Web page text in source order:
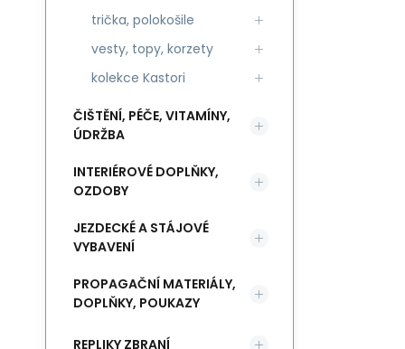
trička, polokošile
vesty, topy, korzety
kolekce Kastori
ČIŠTĚNÍ, PÉČE, VITAMÍNY,
ÚDRŽBA
INTERIÉROVÉ DOPLŇKY,
OZDOBY
JEZDECKÉ A STÁJOVÉ
VYBAVENÍ
PROPAGAČNÍ MATERIÁLY,
DOPLŇKY, POUKAZY
REPLIKY ZBRANÍ